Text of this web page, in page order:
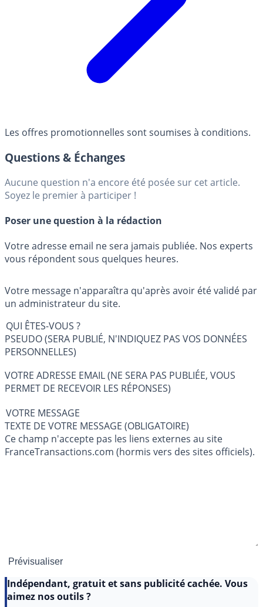
Les offres promotionnelles sont soumises à conditions.
Questions & Échanges
Aucune question n'a encore été posée sur cet article.
Soyez le premier à participer !
Poser une question à la rédaction
Votre adresse email ne sera jamais publiée. Nos experts
vous répondent sous quelques heures.
Votre message n'apparaîtra qu'après avoir été validé par
un administrateur du site.
QUI ÊTES-VOUS ?
PSEUDO (SERA PUBLIÉ, N'INDIQUEZ PAS VOS DONNÉES
PERSONNELLES)
VOTRE ADRESSE EMAIL (NE SERA PAS PUBLIÉE, VOUS
PERMET DE RECEVOIR LES RÉPONSES)
VOTRE MESSAGE
TEXTE DE VOTRE MESSAGE (OBLIGATOIRE)
Ce champ n'accepte pas les liens externes au site
FranceTransactions.com (hormis vers des sites officiels).